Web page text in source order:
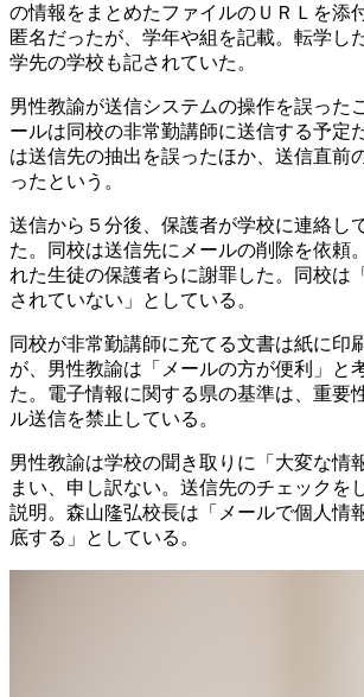
の情報をまとめたファイルのＵＲＬを添
匿名だったが、学年や組を記載。転学し
学先の学校も記されていた。
男性教諭が送信システムの操作を誤った
ールは同校の非常勤講師に送信する予定
は送信先の抽出を誤ったほか、送信直前
ったという。
送信から５分後、保護者が学校に連絡し
た。同校は送信先にメールの削除を依頼
れた生徒の保護者らに謝罪した。同校は
されていない」としている。
同校が非常勤講師に充てる文書は紙に印
が、男性教諭は「メールの方が便利」と
た。電子情報に関する県の基準は、重要
ル送信を禁止している。
男性教諭は学校の聞き取りに「大変な情
まい、申し訳ない。送信先のチェックを
説明。森山隆弘校長は「メールで個人情
底する」としている。